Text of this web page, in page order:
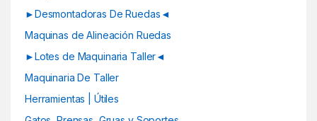
►Desmontadoras De Ruedas◄
Maquinas de Alineación Ruedas
►Lotes de Maquinaria Taller◄
Maquinaria De Taller
Herramientas | Útiles